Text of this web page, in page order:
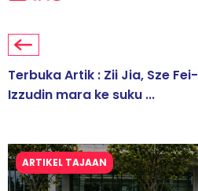
Terbuka Artik : Zii Jia, Sze Fei-
Izzudin mara ke suku ...
ARTIKEL TAJAAN